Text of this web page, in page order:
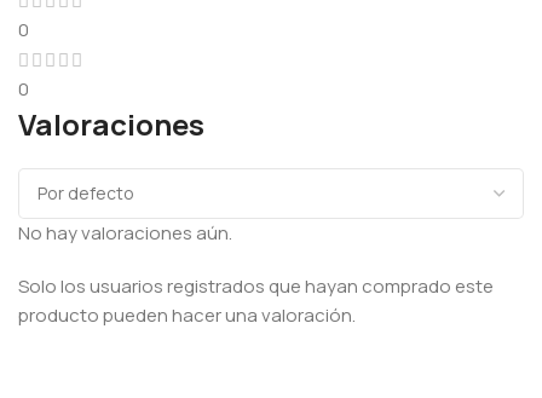
0
0
Valoraciones
No hay valoraciones aún.
Solo los usuarios registrados que hayan comprado este
producto pueden hacer una valoración.